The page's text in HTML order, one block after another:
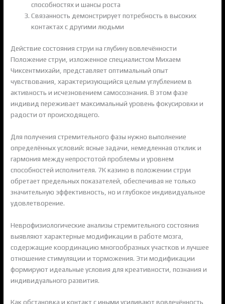
способностях и шансы роста
Связанность демонстрирует потребность в высоких
контактах с другими людьми
Действие состояния струи на глубину вовлечённости
Положение струи, изложенное специалистом Михаем
Чиксентмихайи, представляет оптимальный опыт
чувствования, характеризующийся целым углублением в
активность и исчезновением самосознания. В этом фазе
индивид переживает максимальный уровень фокусировки и
радости от происходящего.
Для получения стремительного фазы нужно выполнение
определённых условий: ясные задачи, немедленная отклик и
гармония между непростотой проблемы и уровнем
способностей исполнителя. 7К казино в положении струи
обретает предельных показателей, обеспечивая не только
значительную эффективность, но и глубокое индивидуальное
удовлетворение.
Неврофизиологические анализы стремительного состояния
выявляют характерные модификации в работе мозга,
содержащие координацию многообразных участков и лучшее
отношение стимуляции и торможения. Эти модификации
формируют идеальные условия для креативности, познания и
индивидуального развития.
Как обстановка и контакт с иными усиливают вовлечённость